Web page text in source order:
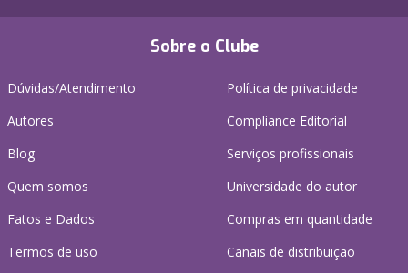
Sobre o Clube
Dúvidas/Atendimento
Autores
Blog
Quem somos
Fatos e Dados
Termos de uso
Política de privacidade
Compliance Editorial
Serviços profissionais
Universidade do autor
Compras em quantidade
Canais de distribuição